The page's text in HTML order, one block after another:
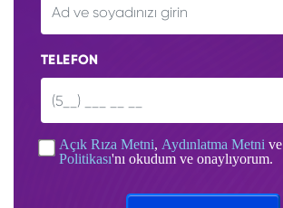
TELEFON
Açık Rıza Metni, Aydınlatma Metni ve
Politikası'nı okudum ve onaylıyorum.